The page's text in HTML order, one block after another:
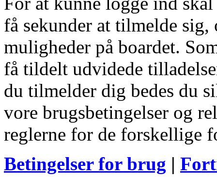
få sekunder at tilmelde
muligheder på boardet.
få tildelt udvidede
du tilmelder dig bedes du
vore brugsbetingelser og
reglerne for de forskellige
Betingelser for brug |